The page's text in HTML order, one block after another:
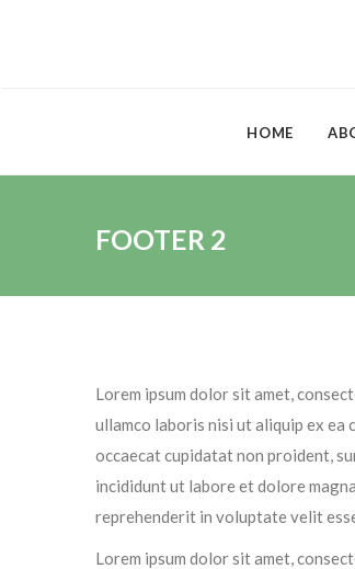
HOME
FOOTER 2
Lorem ipsum dolor sit amet,
ullamco laboris nisi ut aliquip ex
occaecat cupidatat non proident,
incididunt ut labore et dolore
reprehenderit in voluptate velit
Lorem ipsum dolor sit amet,